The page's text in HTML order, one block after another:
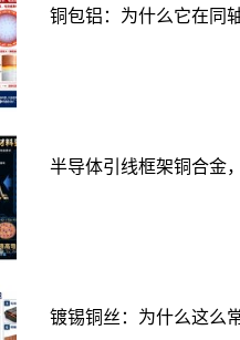
铜包铝：为什么它在同
半导体引线框架铜合金
镀锡铜丝：为什么这么